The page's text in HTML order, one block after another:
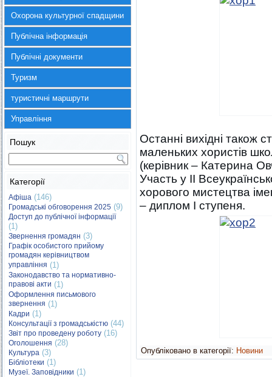
Охорона культурної спадщини
Публічна інформація
Публічні документи
Туризм
туристичні маршрути
Управління
Пошук
Категорії
Афіша (146)
Громадські обговорення 2025 (9)
Доступ до публічної інформації
(1)
Звернення громадян (3)
Графік особистого прийому
громадян керівництвом
управління (1)
Законодавство та нормативно-
правові акти (1)
Оформлення письмового
звернення (1)
Кадри (1)
Консультації з громадськістю (44)
Звіт про проведену роботу (16)
Оголошення (28)
Культура (3)
Бібліотеки (1)
Музеї. Заповідники (1)
Останні вихідні також
маленьких хористів
(керівник – Катерина
Участь у ІІ
хорового мистецтва
– диплом І ступеня.
Опубліковано в категорії: Новини